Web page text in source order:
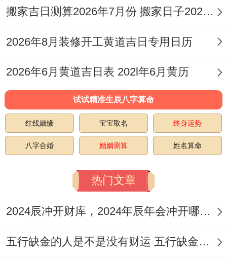
仪式强化要点~签约仪式备妥五帝钱压于合
同下方 - 或佩戴白玉生肖蛇挂件（乙巳年本
入宅流程首入者需属牛、羊、马等三合生肖,
入门时高喊吉祥口诀~如“入宅大吉；财丁兴
旺”！
五行调跟着步骤 -火命人选金日（如10月12
10月1日乙酉月）催旺家运。
生肖适配说实话同能量强化,生肖避冲指南 -
冲煞日，可改选10月16日（冲鼠。
搬家吉日测算2026年7月份 搬家日子2026年6月黄道吉日
2026年8月装修开工黄道吉日专用日历
2026年6月黄道吉日表 202l年6月黄历
试试精准生辰八字算命
红线姻缘 宝宝取名 终身运势
八字合婚 婚姻测算 姓名算命
热门文章
2024辰冲开财库，2024年辰年会冲开哪些人的财库
五行缺金的人是不是没有财运 五行缺金的人命运好不好